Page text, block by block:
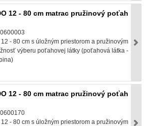
12 - 80 cm matrac pružinový poťah
- 80 cm s úložným priestorom a pružinovým
výberu poťahovej látky (poťahová látka -
12 - 80 cm matrac pružinový poťah
- 80 cm s úložným priestorom a pružinovým